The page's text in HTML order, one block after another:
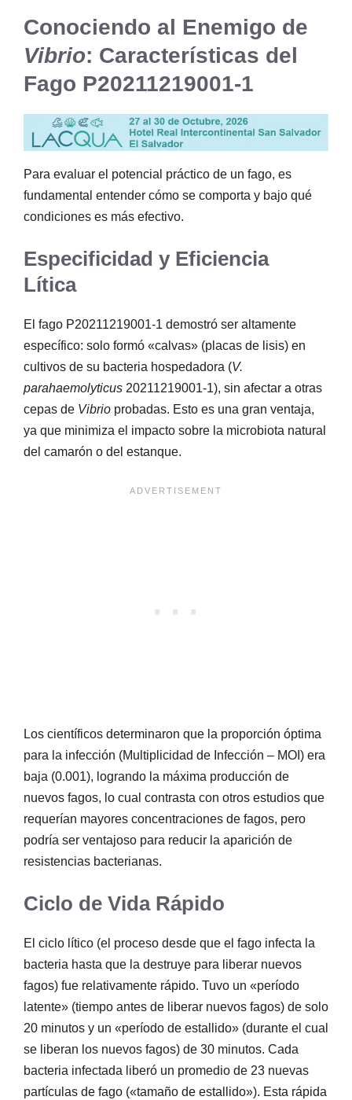
Conociendo al Enemigo de
Vibrio: Características del
Fago P20211219001-1
Para evaluar el potencial práctico de un fago, es
fundamental entender cómo se comporta y bajo qué
condiciones es más efectivo.
Especificidad y Eficiencia
Lítica
El fago P20211219001-1 demostró ser altamente
específico: solo formó «calvas» (placas de lisis) en
cultivos de su bacteria hospedadora (V.
parahaemolyticus 20211219001-1), sin afectar a otras
cepas de Vibrio probadas. Esto es una gran ventaja,
ya que minimiza el impacto sobre la microbiota natural
del camarón o del estanque.
Los científicos determinaron que la proporción óptima
para la infección (Multiplicidad de Infección – MOI) era
baja (0.001), logrando la máxima producción de
nuevos fagos, lo cual contrasta con otros estudios que
requerían mayores concentraciones de fagos, pero
podría ser ventajoso para reducir la aparición de
resistencias bacterianas.
Ciclo de Vida Rápido
El ciclo lítico (el proceso desde que el fago infecta la
bacteria hasta que la destruye para liberar nuevos
fagos) fue relativamente rápido. Tuvo un «período
latente» (tiempo antes de liberar nuevos fagos) de solo
20 minutos y un «período de estallido» (durante el cual
se liberan los nuevos fagos) de 30 minutos. Cada
bacteria infectada liberó un promedio de 23 nuevas
partículas de fago («tamaño de estallido»). Esta rápida